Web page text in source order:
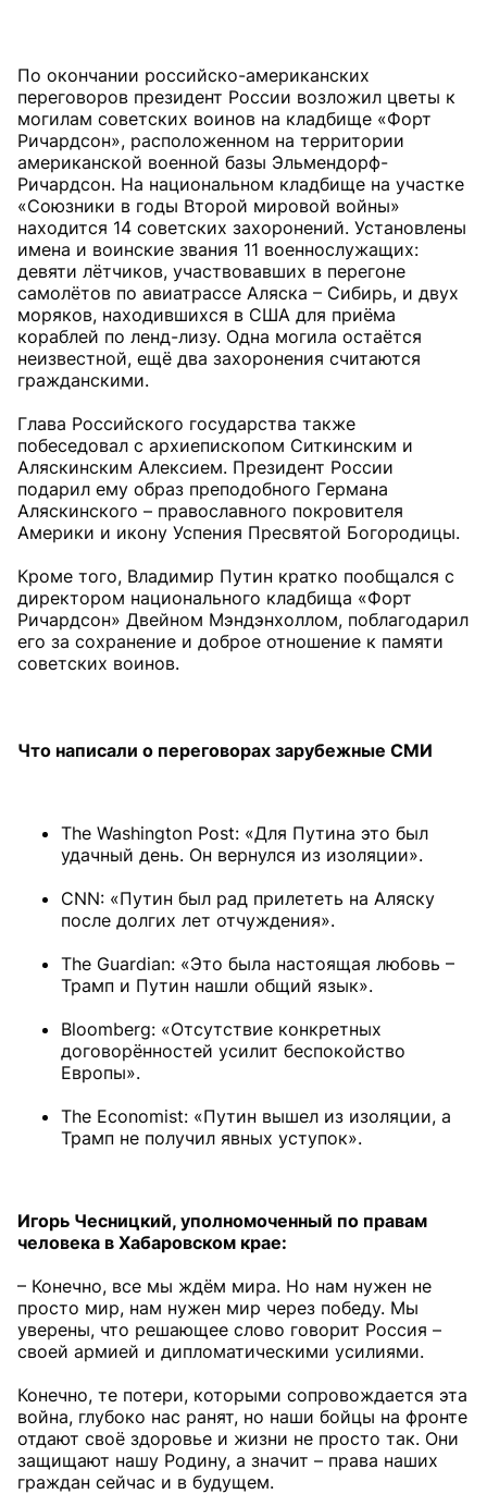
По окончании российско-американских
переговоров президент России возложил цветы к
могилам советских воинов на кладбище «Форт
Ричардсон», расположенном на территории
американской военной базы Эльмендорф-
Ричардсон. На национальном кладбище на участке
«Союзники в годы Второй мировой войны»
находится 14 советских захоронений. Установлены
имена и воинские звания 11 военнослужащих:
девяти лётчиков, участвовавших в перегоне
самолётов по авиатрассе Аляска – Сибирь, и двух
моряков, находившихся в США для приёма
кораблей по ленд-лизу. Одна могила остаётся
неизвестной, ещё два захоронения считаются
гражданскими.
Глава Российского государства также
побеседовал с архиепископом Ситкинским и
Аляскинским Алексием. Президент России
подарил ему образ преподобного Германа
Аляскинского – православного покровителя
Америки и икону Успения Пресвятой Богородицы.
Кроме того, Владимир Путин кратко пообщался с
директором национального кладбища «Форт
Ричардсон» Двейном Мэндэнхоллом, поблагодарил
его за сохранение и доброе отношение к памяти
советских воинов.
Что написали о переговорах зарубежные СМИ
The Washington Post: «Для Путина это был
удачный день. Он вернулся из изоляции».
CNN: «Путин был рад прилететь на Аляску
после долгих лет отчуждения».
The Guardian: «Это была настоящая любовь –
Трамп и Путин нашли общий язык».
Bloomberg: «Отсутствие конкретных
договорённостей усилит беспокойство
Европы».
The Economist: «Путин вышел из изоляции, а
Трамп не получил явных уступок».
Игорь Чесницкий, уполномоченный по правам
человека в Хабаровском крае:
– Конечно, все мы ждём мира. Но нам нужен не
просто мир, нам нужен мир через победу. Мы
уверены, что решающее слово говорит Россия –
своей армией и дипломатическими усилиями.
Конечно, те потери, которыми сопровождается эта
война, глубоко нас ранят, но наши бойцы на фронте
отдают своё здоровье и жизни не просто так. Они
защищают нашу Родину, а значит – права наших
граждан сейчас и в будущем.